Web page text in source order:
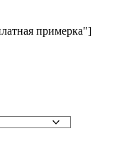
примерка"]